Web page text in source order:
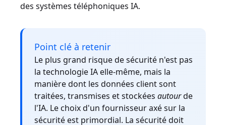
des systèmes téléphoniques IA.
Point clé à retenir
Le plus grand risque de sécurité n'est pas
la technologie IA elle-même, mais la
manière dont les données client sont
traitées, transmises et stockées autourde
l'IA. Le choix d'un fournisseur axé sur la
sécurité est primordial. La sécurité doit